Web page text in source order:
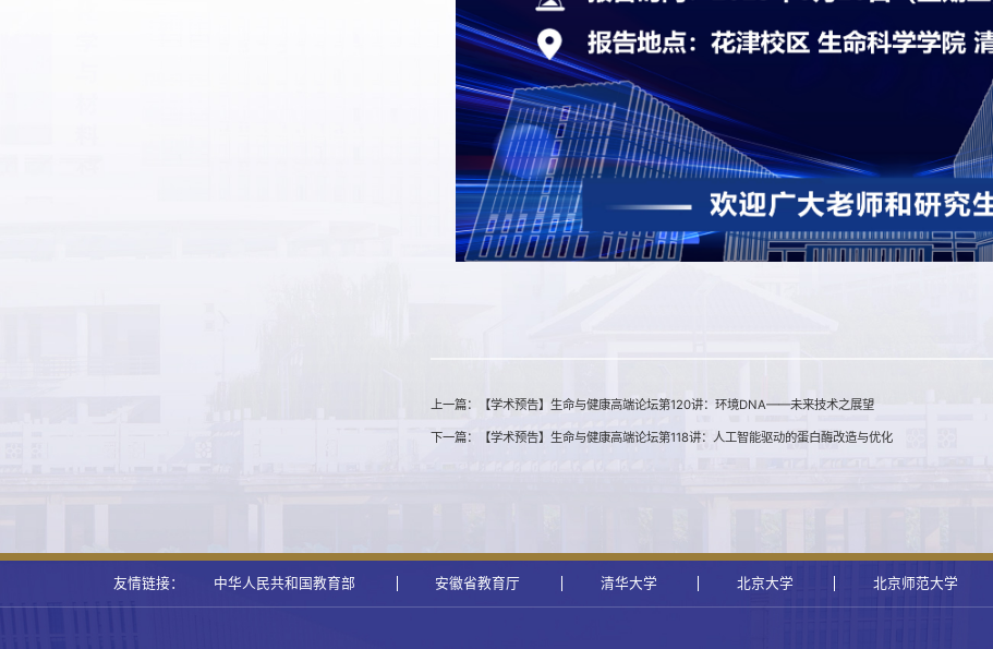
上一篇：【学术预告】生命与健康高端论坛第120讲：环境DNA——未来技术之展望
下一篇：【学术预告】生命与健康高端论坛第118讲：人工智能驱动的蛋白酶改造与优化
友情链接： 中华人民共和国教育部 安徽省教育厅 清华大学 北京大学 北京师范大学